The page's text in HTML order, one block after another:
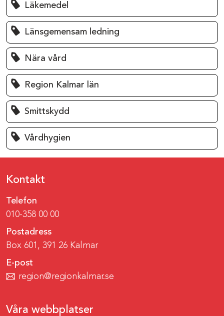
Läkemedel
Länsgemensam ledning
Nära vård
Region Kalmar län
Smittskydd
Vårdhygien
Kontakt
Telefon
010-358 00 00
Postadress
Box 601, 391 26 Kalmar
E-post
region@regionkalmar.se
Våra webbplatser